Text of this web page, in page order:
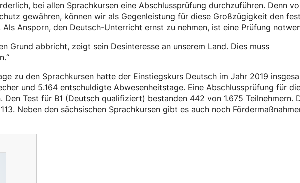
bei allen Sprachkursen eine Abschlussprüfung durchzuführen. Denn
gewähren, können wir als Gegenleistung für diese Großzügigkeit den
Ansporn, den Deutsch-Unterricht ernst zu nehmen, ist eine Prüfung
Grund abbricht, zeigt sein Desinteresse an unserem Land. Dies muss
zu den Sprachkursen hatte der Einstiegskurs Deutsch im Jahr 2019
und 5.164 entschuldigte Abwesenheitstage. Eine Abschlussprüfung für
Den Test für B1 (Deutsch qualifiziert) bestanden 442 von 1.675 Teilnehmern.
Neben den sächsischen Sprachkursen gibt es auch noch